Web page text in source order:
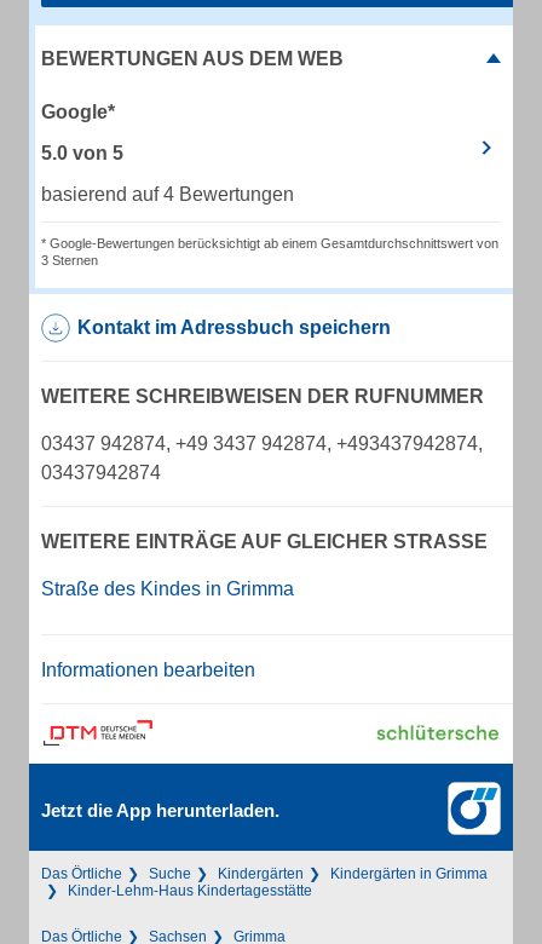
BEWERTUNGEN AUS DEM WEB
Google*
5.0 von 5
basierend auf 4 Bewertungen
* Google-Bewertungen berücksichtigt ab einem Gesamtdurchschnittswert von
3 Sternen
Kontakt im Adressbuch speichern
WEITERE SCHREIBWEISEN DER RUFNUMMER
03437 942874, +49 3437 942874, +493437942874,
03437942874
WEITERE EINTRÄGE AUF GLEICHER STRASSE
Straße des Kindes in Grimma
Informationen bearbeiten
Jetzt die App herunterladen.
Das Örtliche Suche Kindergärten
Kindergärten in Grimma
Kinder-Lehm-Haus Kindertagesstätte
Das Örtliche Sachsen Grimma